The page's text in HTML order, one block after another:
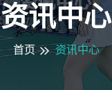
资讯中心
首页 资讯中心